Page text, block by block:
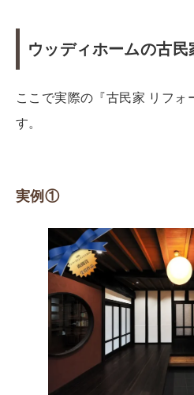
ウッディホームの古民
ここで実際の『古民家 リフォ
す。
実例①